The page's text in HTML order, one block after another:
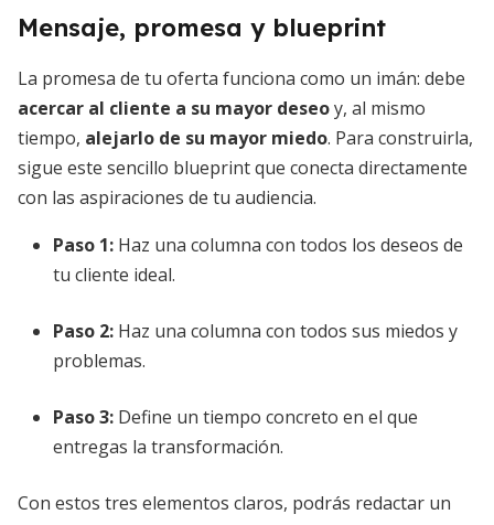
Mensaje, promesa y blueprint
La promesa de tu oferta funciona como un imán: debe
acercar al cliente a su mayor deseoy, al mismo
tiempo, alejarlo de su mayor miedo. Para construirla,
sigue este sencillo blueprint que conecta directamente
con las aspiraciones de tu audiencia.
Paso 1: Haz una columna con todos los deseos de
tu cliente ideal.
Paso 2: Haz una columna con todos sus miedos y
problemas.
Paso 3: Define un tiempo concreto en el que
entregas la transformación.
Con estos tres elementos claros, podrás redactar un